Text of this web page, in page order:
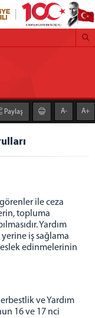
Paylaş A- A+
ile ceza
topluma
Yardım
iş sağlama
edinmelerinin
ve Yardım
16 ve 17 nci